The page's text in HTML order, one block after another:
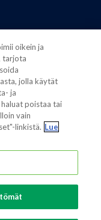
oikein ja
tarjota
jolla käytät
ja
poistaa tai
vain
linkistä. Lue